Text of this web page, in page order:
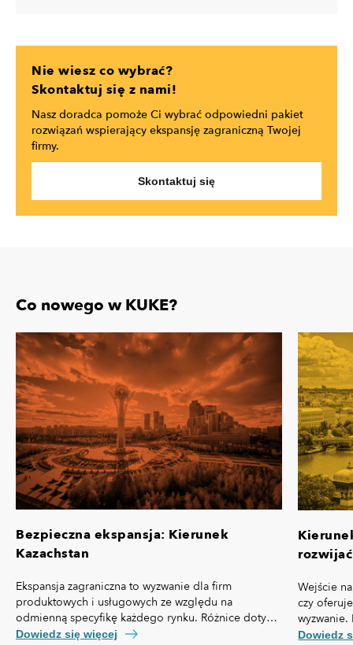
Nie wiesz co wybrać?
Skontaktuj się z nami!
Nasz doradca pomoże Ci wybrać odpowiedni pakiet
rozwiązań wspierający ekspansję zagraniczną Twojej
firmy.
Skontaktuj się
Co nowego w KUKE?
Bezpieczna ekspansja: Kierunek
Kazachstan
Ekspansja zagraniczna to wyzwanie dla firm
produktowych i usługowych ze względu na
odmienną specyfikę każdego rynku. Różnice dotyczą
nie tylko przepisów prawa czy technologii, ale też,
Dowiedz się więcej
Wejście
czy
własną
Dowiedz